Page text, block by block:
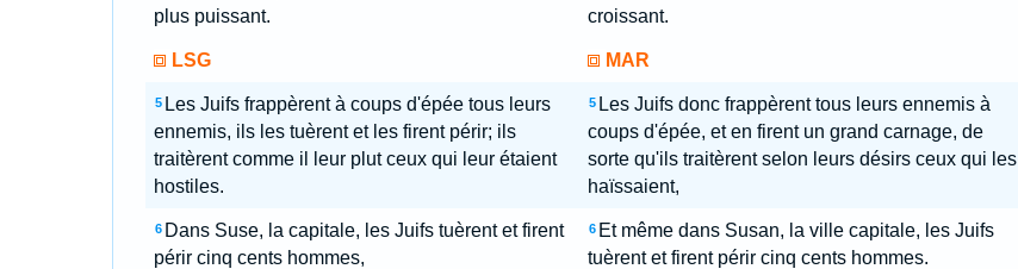
plus puissant.
croissant.
LSG MAR
5 Les Juifs frappèrent à coups d'épée tous leurs
ennemis, ils les tuèrent et les firent périr; ils
traitèrent comme il leur plut ceux qui leur étaient
hostiles.
5 Les Juifs donc frappèrent tous leurs ennemis à
coups d'épée, et en firent un grand carnage, de
sorte qu'ils traitèrent selon leurs désirs ceux qui les
haïssaient,
6 Dans Suse, la capitale, les Juifs tuèrent et firent
périr cinq cents hommes,
6 Et même dans Susan, la ville capitale, les Juifs
tuèrent et firent périr cinq cents hommes.